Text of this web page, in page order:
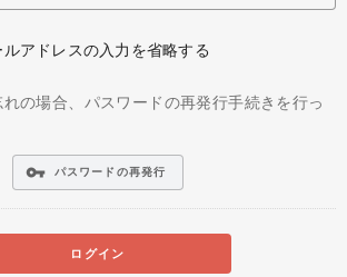
アドレスの入力を省略する
の場合、パスワードの再発行手続きを行っ
vpn_key パスワードの再発行
ログイン